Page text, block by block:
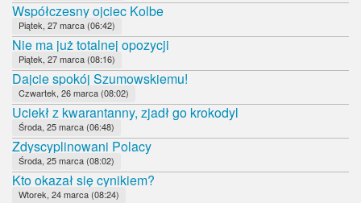
Współczesny ojciec Kolbe
Piątek, 27 marca (06:42)
Nie ma już totalnej opozycji
Piątek, 27 marca (08:16)
Dajcie spokój Szumowskiemu!
Czwartek, 26 marca (08:02)
Uciekł z kwarantanny, zjadł go krokodyl
Środa, 25 marca (06:48)
Zdyscyplinowani Polacy
Środa, 25 marca (08:02)
Kto okazał się cynikiem?
Wtorek, 24 marca (08:24)